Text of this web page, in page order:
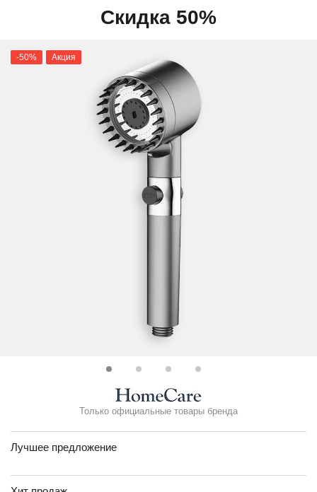
Скидка 50%
-50% Акция
Только официальные товары бренда
Лучшее предложение